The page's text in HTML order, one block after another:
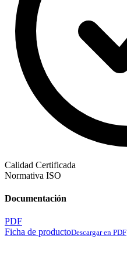
Calidad Certificada
Normativa ISO
Documentación
PDF
Ficha de productoDescargar en PDF